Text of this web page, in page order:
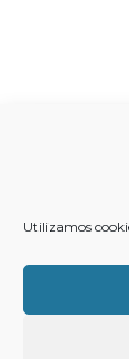
Utilizamos